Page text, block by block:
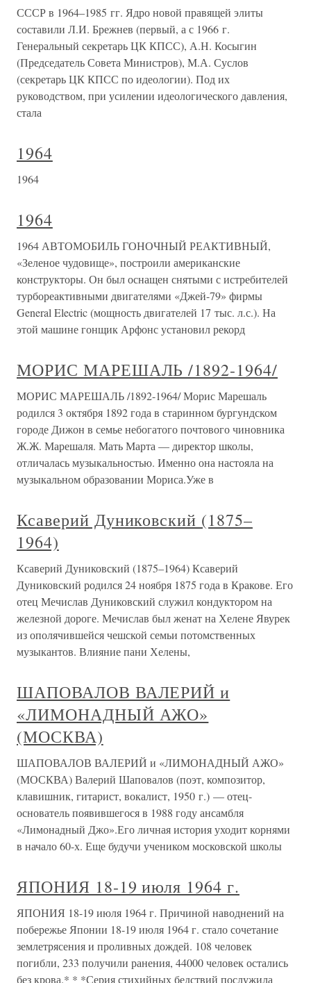
СССР в 1964–1985 гг. Ядро новой правящей элиты
составили Л.И. Брежнев (первый, а с 1966 г.
Генеральный секретарь ЦК КПСС), А.Н. Косыгин
(Председатель Совета Министров), М.А. Суслов
(секретарь ЦК КПСС по идеологии). Под их
руководством, при усилении идеологического давления,
стала
1964
1964
1964
1964 АВТОМОБИЛЬ ГОНОЧНЫЙ РЕАКТИВНЫЙ,
«Зеленое чудовище», построили американские
конструкторы. Он был оснащен снятыми с истребителей
турбореактивными двигателями «Джей-79» фирмы
General Electric (мощность двигателей 17 тыс. л.с.). На
этой машине гонщик Арфонс установил рекорд
МОРИС МАРЕШАЛЬ /1892-1964/
МОРИС МАРЕШАЛЬ /1892-1964/ Морис Марешаль
родился 3 октября 1892 года в старинном бургундском
городе Дижон в семье небогатого почтового чиновника
Ж.Ж. Марешаля. Мать Марта — директор школы,
отличалась музыкальностью. Именно она настояла на
музыкальном образовании Мориса.Уже в
Ксаверий Дуниковский (1875–
1964)
Ксаверий Дуниковский (1875–1964) Ксаверий
Дуниковский родился 24 ноября 1875 года в Кракове. Его
отец Мечислав Дуниковский служил кондуктором на
железной дороге. Мечислав был женат на Хелене Явурек
из ополячившейся чешской семьи потомственных
музыкантов. Влияние пани Хелены,
ШАПОВАЛОВ ВАЛЕРИЙ и
«ЛИМОНАДНЫЙ АЖО»
(МОСКВА)
ШАПОВАЛОВ ВАЛЕРИЙ и «ЛИМОНАДНЫЙ АЖО»
(МОСКВА) Валерий Шаповалов (поэт, композитор,
клавишник, гитарист, вокалист, 1950 г.) — отец-
основатель появившегося в 1988 году ансамбля
«Лимонадный Джо».Его личная история уходит корнями
в начало 60-х. Еще будучи учеником московской школы
ЯПОНИЯ 18-19 июля 1964 г.
ЯПОНИЯ 18-19 июля 1964 г. Причиной наводнений на
побережье Японии 18-19 июля 1964 г. стало сочетание
землетрясения и проливных дождей. 108 человек
погибли, 233 получили ранения, 44000 человек остались
без крова.* * *Серия стихийных бедствий послужила